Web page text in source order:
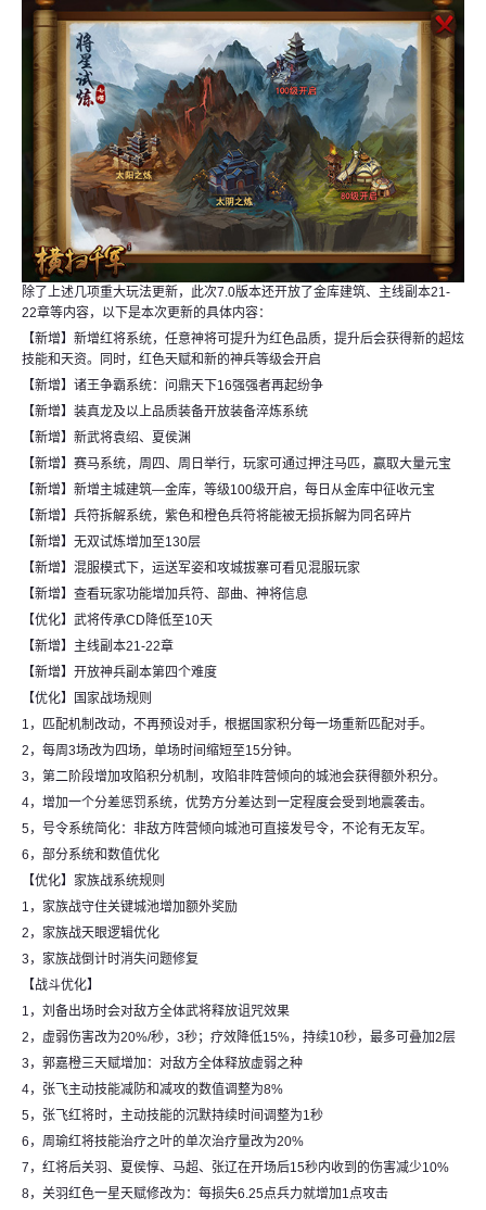
除了上述几项重大玩法更新，此次7.0版本还开放了金库建筑、主线副本21-
22章等内容，以下是本次更新的具体内容：
【新增】新增红将系统，任意神将可提升为红色品质，提升后会获得新的超炫
技能和天资。同时，红色天赋和新的神兵等级会开启
【新增】诸王争霸系统：问鼎天下16强强者再起纷争
【新增】装真龙及以上品质装备开放装备淬炼系统
【新增】新武将袁绍、夏侯渊
【新增】赛马系统，周四、周日举行，玩家可通过押注马匹，赢取大量元宝
【新增】新增主城建筑—金库，等级100级开启，每日从金库中征收元宝
【新增】兵符拆解系统，紫色和橙色兵符将能被无损拆解为同名碎片
【新增】无双试炼增加至130层
【新增】混服模式下，运送军姿和攻城拔寨可看见混服玩家
【新增】查看玩家功能增加兵符、部曲、神将信息
【优化】武将传承CD降低至10天
【新增】主线副本21-22章
【新增】开放神兵副本第四个难度
【优化】国家战场规则
1，匹配机制改动，不再预设对手，根据国家积分每一场重新匹配对手。
2，每周3场改为四场，单场时间缩短至15分钟。
3，第二阶段增加攻陷积分机制，攻陷非阵营倾向的城池会获得额外积分。
4，增加一个分差惩罚系统，优势方分差达到一定程度会受到地震袭击。
5，号令系统简化：非敌方阵营倾向城池可直接发号令，不论有无友军。
6，部分系统和数值优化
【优化】家族战系统规则
1，家族战守住关键城池增加额外奖励
2，家族战天眼逻辑优化
3，家族战倒计时消失问题修复
【战斗优化】
1，刘备出场时会对敌方全体武将释放诅咒效果
2，虚弱伤害改为20%/秒，3秒；疗效降低15%，持续10秒，最多可叠加2层
3，郭嘉橙三天赋增加：对敌方全体释放虚弱之种
4，张飞主动技能减防和减攻的数值调整为8%
5，张飞红将时，主动技能的沉默持续时间调整为1秒
6，周瑜红将技能治疗之叶的单次治疗量改为20%
7，红将后关羽、夏侯惇、马超、张辽在开场后15秒内收到的伤害减少10%
8，关羽红色一星天赋修改为：每损失6.25点兵力就增加1点攻击